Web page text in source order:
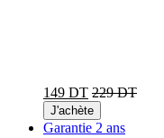
149 DT 229 DT
J'achète
Garantie 2 ans